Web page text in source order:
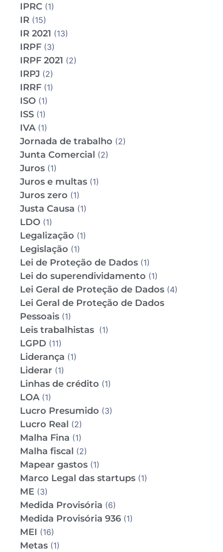
IPRC (1)
IR (15)
IR 2021 (13)
IRPF (3)
IRPF 2021 (2)
IRPJ (2)
IRRF (1)
ISO (1)
ISS (1)
IVA(1)
Jornada de trabalho (2)
Junta Comercial (2)
Juros (1)
Juros e multas (1)
Juros zero (1)
Justa Causa (1)
LDO (1)
Legalização (1)
Legislação (1)
Lei de Proteção de Dados (1)
Lei do superendividamento (1)
Lei Geral de Proteção de Dados (4)
Lei Geral de Proteção de Dados
Pessoais (1)
Leis trabalhistas (1)
LGPD (11)
Liderança (1)
Liderar (1)
Linhas de crédito (1)
LOA(1)
Lucro Presumido (3)
Lucro Real (2)
Malha Fina (1)
Malha fiscal (2)
Mapear gastos (1)
Marco Legal das startups (1)
ME (3)
Medida Provisória (6)
Medida Provisória 936 (1)
MEI (16)
Metas (1)